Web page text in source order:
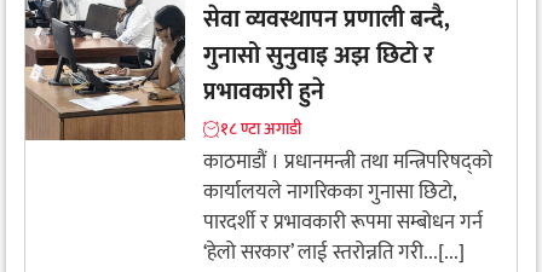
सेवा व्यवस्थापन प्रणाली बन्दै,
गुनासो सुनुवाइ अझ छिटो र
प्रभावकारी हुने
१८ ण्टा अगाडी
काठमाडौं । प्रधानमन्त्री तथा मन्त्रिपरिषद्को
कार्यालयले नागरिकका गुनासा छिटो,
पारदर्शी र प्रभावकारी रूपमा सम्बोधन गर्न
‘हेलो सरकार’ लाई स्तरोन्नति गरी...[...]